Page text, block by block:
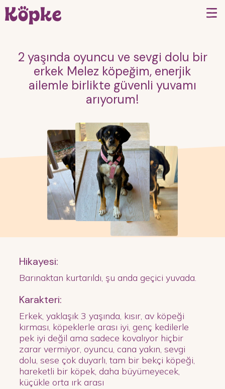
2 yaşında oyuncu ve sevgi dolu bir
erkek Melez köpeğim, enerjik
ailemle birlikte güvenli yuvamı
arıyorum!
Hikayesi:
Barınaktan kurtarıldı, şu anda geçici yuvada.
Karakteri:
Erkek, yaklaşık 3 yaşında, kısır, av köpeği
kırması, köpeklerle arası iyi, genç kedilerle
pek iyi değil ama sadece kovalıyor hiçbir
zarar vermiyor, oyuncu, cana yakın, sevgi
dolu, sese çok duyarlı, tam bir bekçi köpeği,
hareketli bir köpek, daha büyümeyecek,
küçükle orta ırk arası